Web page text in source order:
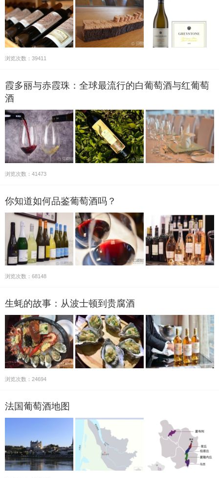
浏览次数：39411
霞多丽与赤霞珠：全球最流行的白葡萄酒与红葡萄
酒
浏览次数：41473
你知道如何品鉴葡萄酒吗？
浏览次数：68148
生蚝的故事：从波士顿到贵腐酒
浏览次数：24694
法国葡萄酒地图